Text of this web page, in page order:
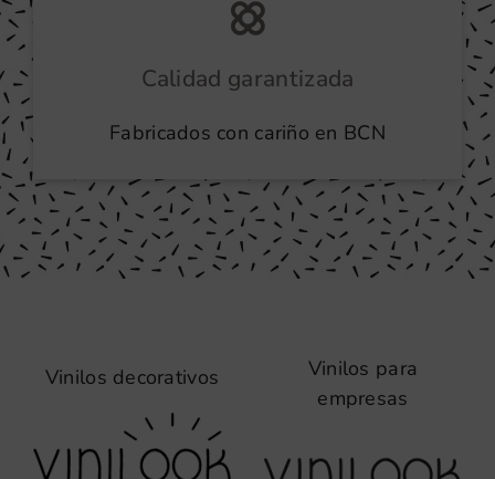
Calidad garantizada
Fabricados con cariño en BCN
Vinilos decorativos
Vinilos para
empresas